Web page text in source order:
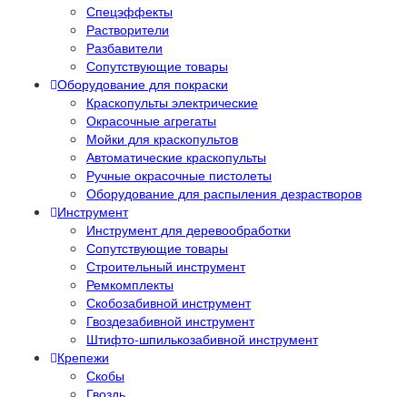
Спецэффекты
Растворители
Разбавители
Сопутствующие товары
Оборудование для покраски
Краскопульты электрические
Окрасочные агрегаты
Мойки для краскопультов
Автоматические краскопульты
Ручные окрасочные пистолеты
Оборудование для распыления дезрастворов
Инструмент
Инструмент для деревообработки
Сопутствующие товары
Строительный инструмент
Ремкомплекты
Скобозабивной инструмент
Гвоздезабивной инструмент
Штифто-шпилькозабивной инструмент
Крепежи
Скобы